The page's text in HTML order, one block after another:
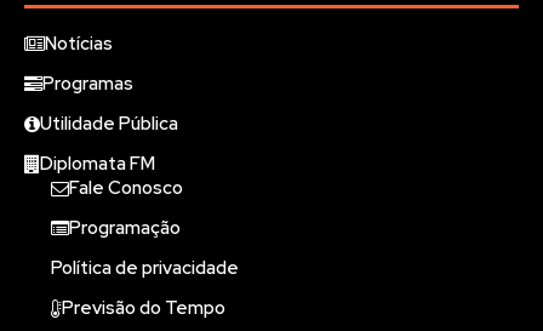
Notícias
Programas
Utilidade Pública
Diplomata FM
Fale Conosco
Programação
Política de privacidade
Previsão do Tempo